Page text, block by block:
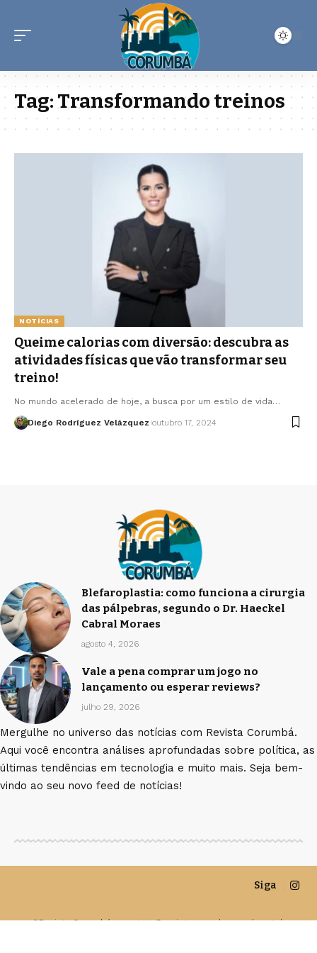
Tag:Transformando treinos
NOTÍCIAS
Queime calorias com diversão: descubra as
atividades físicas que vão transformar seu
treino!
No mundo acelerado de hoje, a busca por um estilo de vida…
Diego Rodríguez Velázquez outubro 17, 2024
Blefaroplastia: como funciona a cirurgia
das pálpebras, segundo o Dr. Haeckel
Cabral Moraes
agosto 4, 2026
Vale a pena comprar um jogo no
lançamento ou esperar reviews?
julho 29, 2026
Mergulhe no universo das notícias com Revista Corumbá.
Aqui você encontra análises aprofundadas sobre política, as
últimas tendências em tecnologia e muito mais. Seja bem-
vindo ao seu novo feed de notícias!
Siga
©Revista Corumbá -contato@revistacorumba.com.br- tel.